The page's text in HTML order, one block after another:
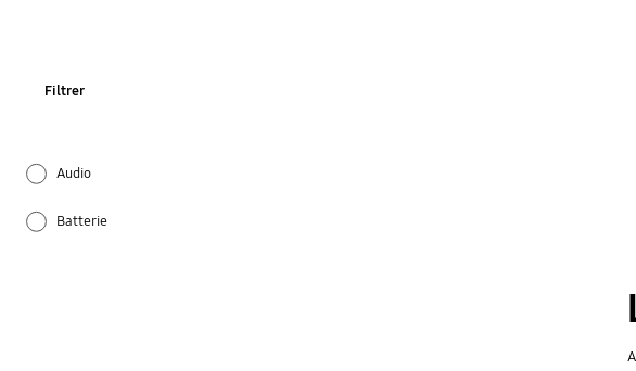
Filtrer
Audio
Batterie